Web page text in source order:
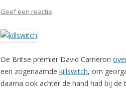
Geef een reactie
De Britse premier David Cameron
een zogenaamde killswitch, om
daarna ook achter de hand had bij